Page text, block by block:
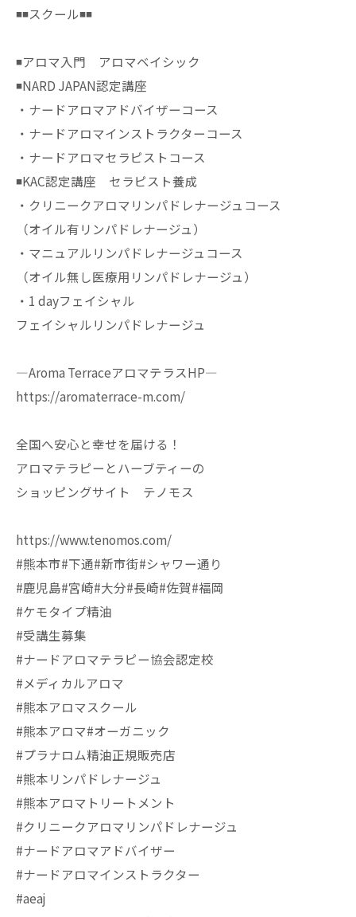
◾️◾️スクール◾️◾️
◾️アロマ入門 アロマベイシック
◾️NARD JAPAN認定講座
・ナードアロマアドバイザーコース
・ナードアロマインストラクターコース
・ナードアロマセラピストコース
◾️KAC認定講座 セラピスト養成
・クリニークアロマリンパドレナージュコース
（オイル有リンパドレナージュ）
・マニュアルリンパドレナージュコース
（オイル無し医療用リンパドレナージュ）
・1 dayフェイシャル
フェイシャルリンパドレナージュ
—Aroma TerraceアロマテラスHP—
https://aromaterrace-m.com/
全国へ安心と幸せを届ける！
アロマテラピーとハーブティーの
ショッピングサイト テノモス
https://www.tenomos.com/
#熊本市#下通#新市街#シャワー通り
#鹿児島#宮崎#大分#長崎#佐賀#福岡
#ケモタイプ精油
#受講生募集
#ナードアロマテラピー協会認定校
#メディカルアロマ
#熊本アロマスクール
#熊本アロマ#オーガニック
#プラナロム精油正規販売店
#熊本リンパドレナージュ
#熊本アロマトリートメント
#クリニークアロマリンパドレナージュ
#ナードアロマアドバイザー
#ナードアロマインストラクター
#aeaj